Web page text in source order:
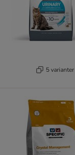
5 varianter